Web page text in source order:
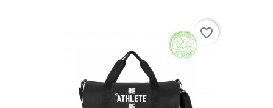
favorite_border